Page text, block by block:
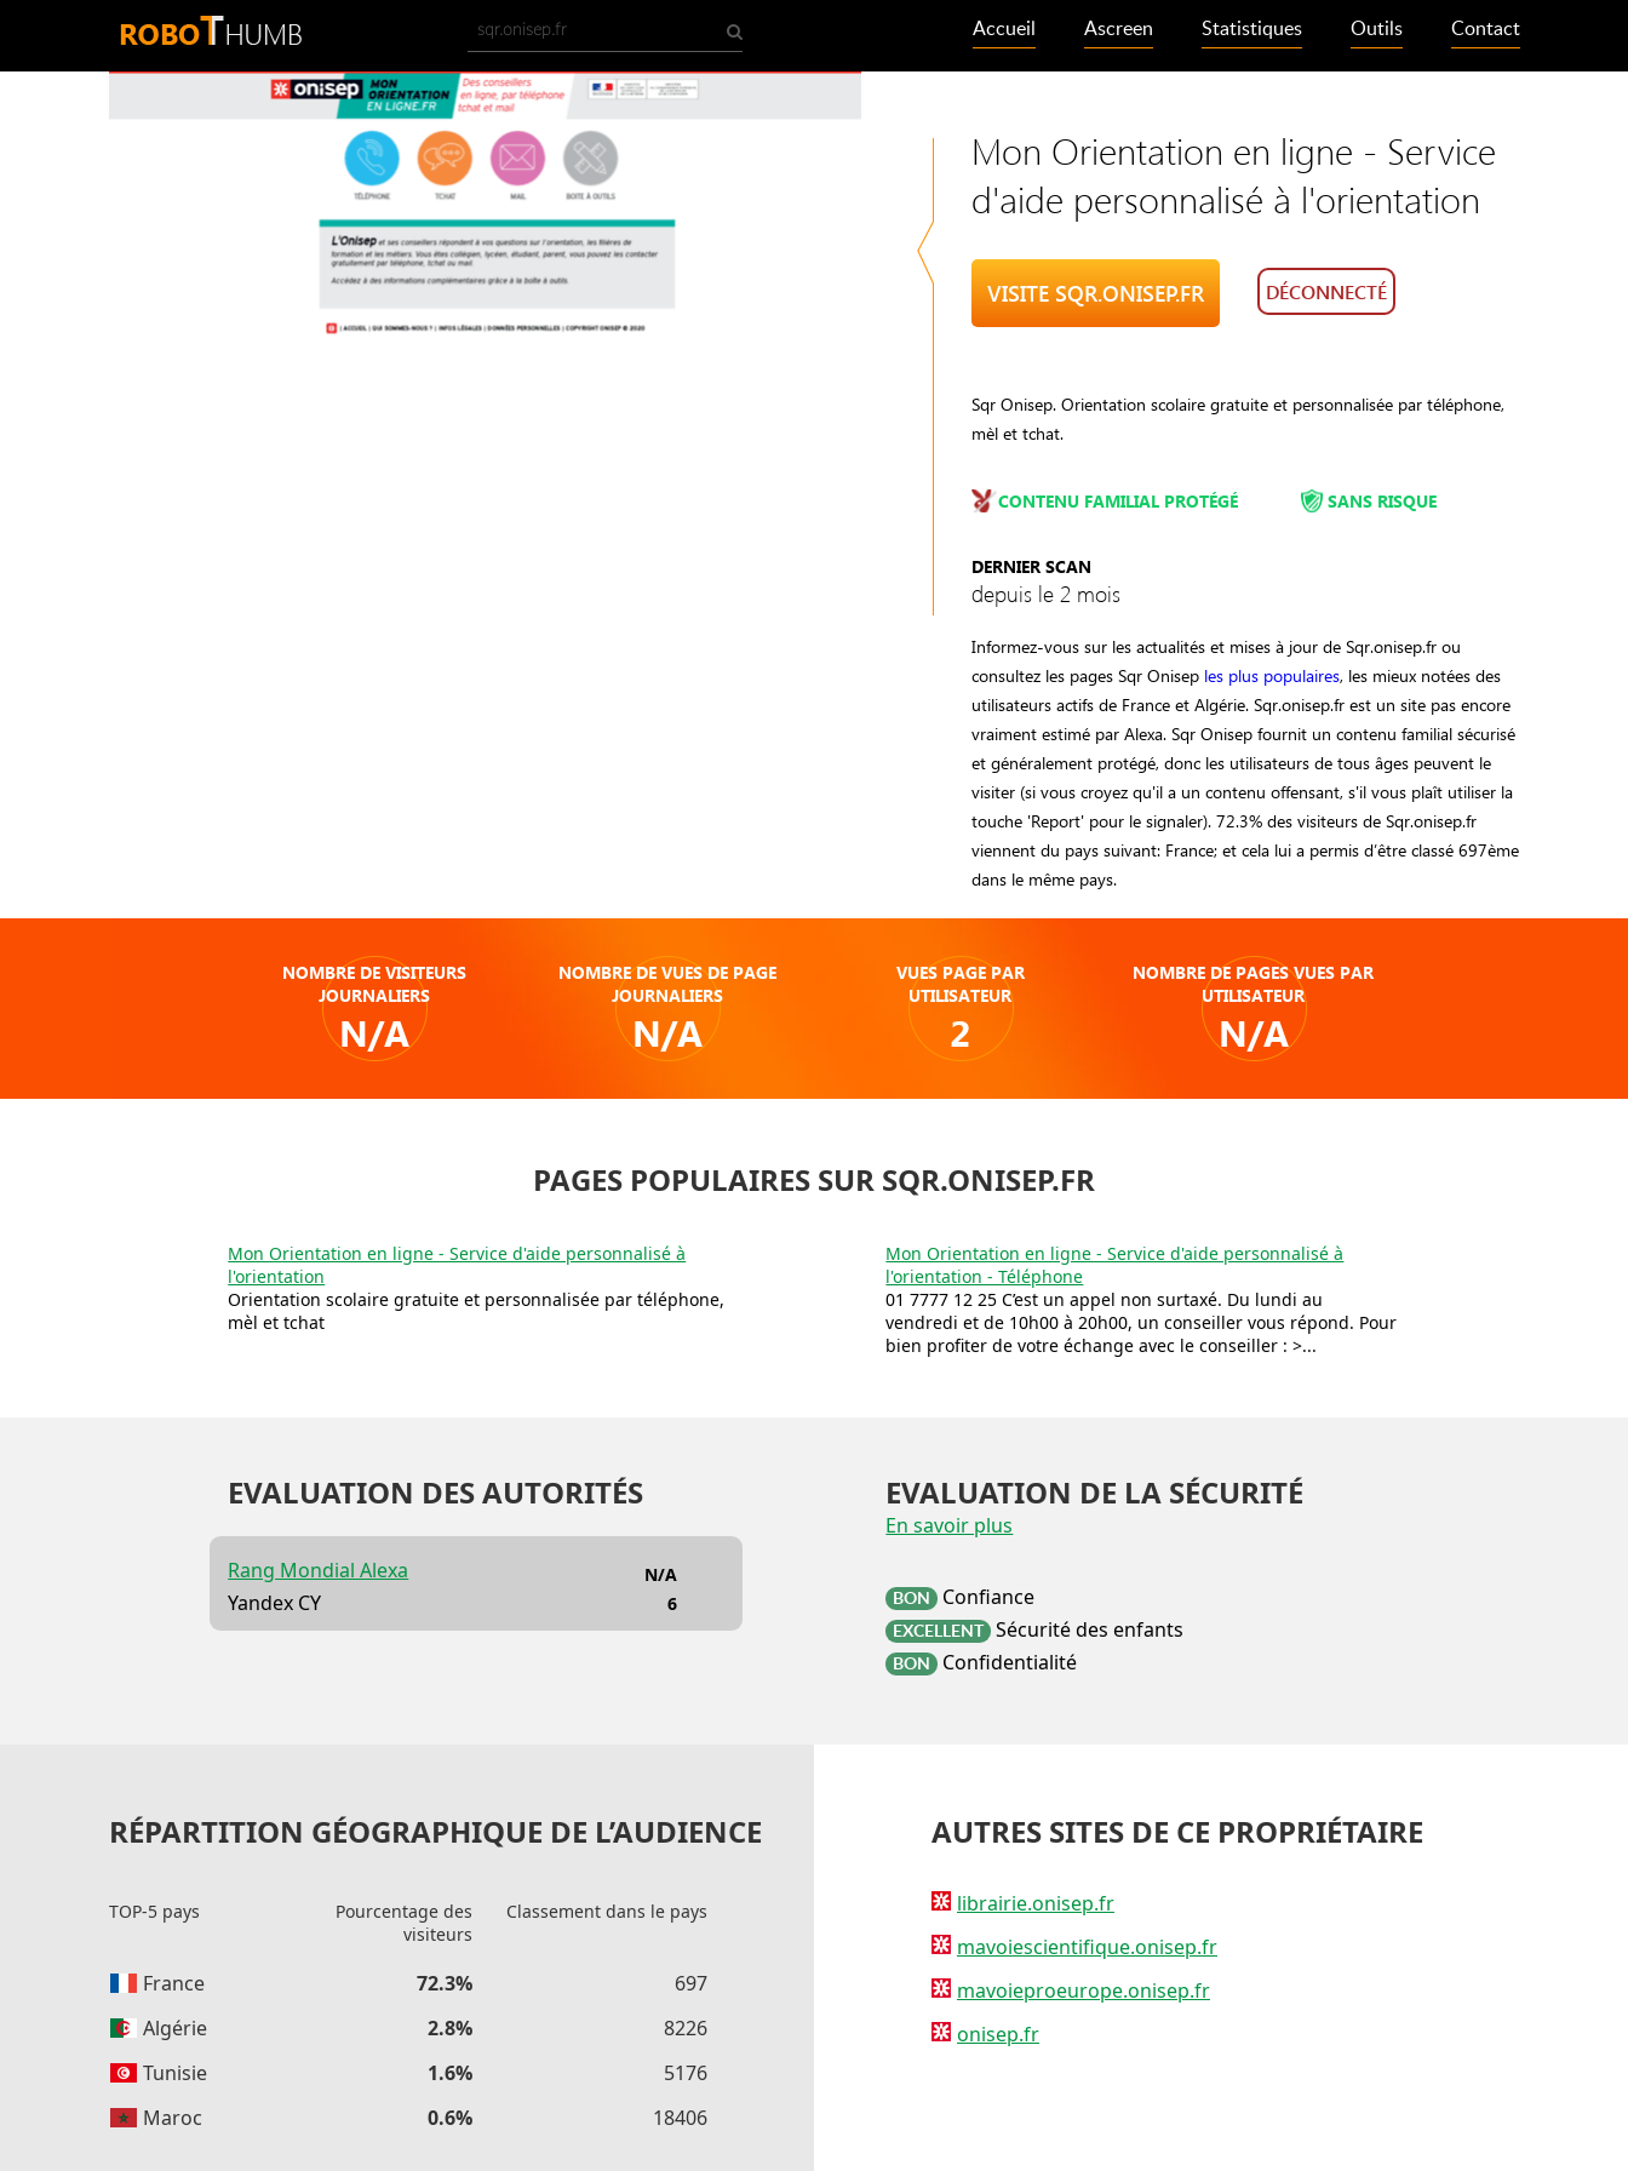
Accueil Ascreen Statistiques Outils Contact
Mon Orientation en ligne - Service
d'aide personnalisé à l'orientation
VISITE SQR.ONISEP.FR DÉCONNECTÉ
Sqr Onisep. Orientation scolaire gratuite et personnalisée par téléphone,
mèl et tchat.
CONTENU FAMILIAL PROTÉGÉ
DERNIER SCAN
depuis le 2 mois
SANS RISQUE
Informez-vous sur les actualités et mises à jour de Sqr.onisep.fr ou
consultez les pages Sqr Onisep les plus populaires, les mieux notées des
utilisateurs actifs de France et Algérie. Sqr.onisep.fr est un site pas encore
vraiment estimé par Alexa. Sqr Onisep fournit un contenu familial sécurisé
et généralement protégé, donc les utilisateurs de tous âges peuvent le
visiter (si vous croyez qu'il a un contenu offensant, s'il vous plaît utiliser la
touche 'Report' pour le signaler). 72.3% des visiteurs de Sqr.onisep.fr
viennent du pays suivant: France; et cela lui a permis d’être classé 697ème
dans le même pays.
NOMBRE DE VISITEURS
JOURNALIERS
N/A
NOMBRE DE VUES DE PAGE
JOURNALIERS
N/A
VUES PAGE PAR
UTILISATEUR
2
NOMBRE DE PAGES VUES PAR
UTILISATEUR
N/A
PAGES POPULAIRES SUR SQR.ONISEP.FR
Mon Orientation en ligne - Service d'aide personnalisé à
l'orientation
Orientation scolaire gratuite et personnalisée par téléphone,
mèl et tchat
Mon Orientation en ligne - Service d'aide personnalisé à
l'orientation - Téléphone
01 7777 12 25 C’est un appel non surtaxé. Du lundi au
vendredi et de 10h00 à 20h00, un conseiller vous répond. Pour
bien profiter de votre échange avec le conseiller : >...
EVALUATION DES AUTORITÉS
Rang Mondial Alexa
Yandex CY
N/A
6
EVALUATION DE LA SÉCURITÉ
En savoir plus
BON Confiance
EXCELLENT Sécurité des enfants
BON Confidentialité
RÉPARTITION GÉOGRAPHIQUE DE L’AUDIENCE
TOP-5 pays
Pourcentage des
visiteurs
Classement dans le pays
France 72.3%
697
Algérie
2.8%
8226
Tunisie
1.6%
5176
Maroc
0.6% 18406
AUTRES SITES DE CE PROPRIÉTAIRE
librairie.onisep.fr
mavoiescientifique.onisep.fr
mavoieproeurope.onisep.fr
onisep.fr